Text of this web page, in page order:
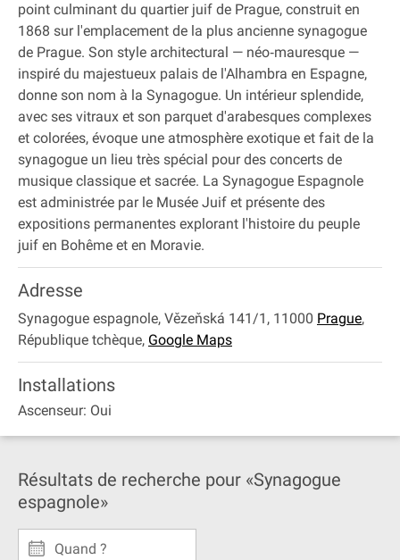
point culminant du quartier juif de Prague, construit en
1868 sur l'emplacement de la plus ancienne synagogue
de Prague. Son style architectural — néo‐mauresque —
inspiré du majestueux palais de l'Alhambra en Espagne,
donne son nom à la Synagogue. Un intérieur splendide,
avec ses vitraux et son parquet d'arabesques complexes
et colorées, évoque une atmosphère exotique et fait de la
synagogue un lieu très spécial pour des concerts de
musique classique et sacrée. La Synagogue Espagnole
est administrée par le Musée Juif et présente des
expositions permanentes explorant l'histoire du peuple
juif en Bohême et en Moravie.
Adresse
Synagogue espagnole, Vězeňská 141/1, 11000 Prague,
République tchèque, Google Maps
Installations
Ascenseur: Oui
Résultats de recherche pour «Synagogue
espagnole»
Quand ?